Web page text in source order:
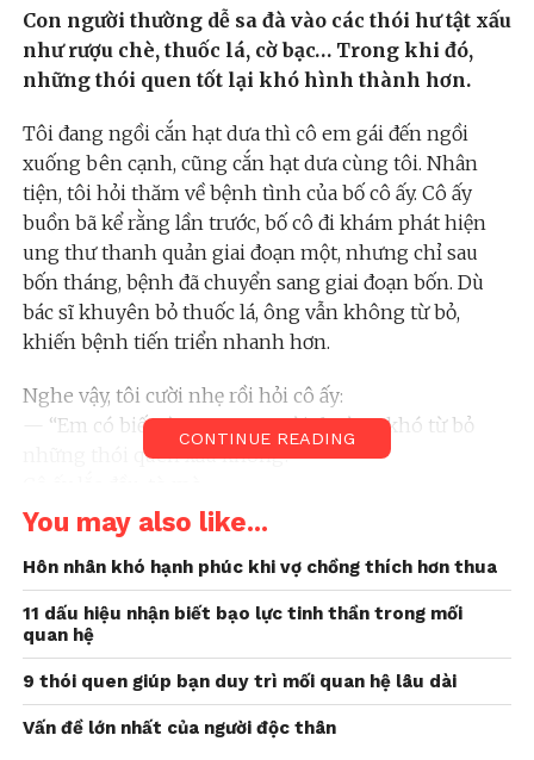
Con người thường dễ sa đà vào các thói hư tật xấu
như rượu chè, thuốc lá, cờ bạc… Trong khi đó,
những thói quen tốt lại khó hình thành hơn.
Tôi đang ngồi cắn hạt dưa thì cô em gái đến ngồi
xuống bên cạnh, cũng cắn hạt dưa cùng tôi. Nhân
tiện, tôi hỏi thăm về bệnh tình của bố cô ấy. Cô ấy
buồn bã kể rằng lần trước, bố cô đi khám phát hiện
ung thư thanh quản giai đoạn một, nhưng chỉ sau
bốn tháng, bệnh đã chuyển sang giai đoạn bốn. Dù
bác sĩ khuyên bỏ thuốc lá, ông vẫn không từ bỏ,
khiến bệnh tiến triển nhanh hơn.
Nghe vậy, tôi cười nhẹ rồi hỏi cô ấy:
— “Em có biết vì sao con người thường khó từ bỏ
những thói quen xấu không?”
— “Sao anh?”
Bạn có bao giờ tự hỏi điều đó chưa?
Cái bẫy dopamine: Thứ giữ con
người trong vòng lặp của thói
quen xấu
Con người dễ bị nghiệndopamine
CONTINUE READING
You may also like...
Hôn nhân khó hạnh phúc khi vợ chồng thích hơn thua
11 dấu hiệu nhận biết bạo lực tinh thần trong mối
quan hệ
9 thói quen giúp bạn duy trì mối quan hệ lâu dài
Vấn đề lớn nhất của người độc thân